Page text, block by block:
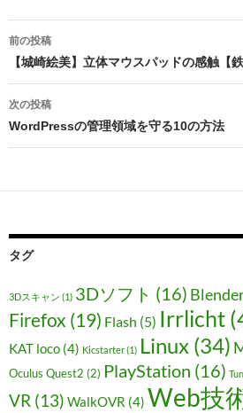
投
稿
ナ
ビ
ー
ョ
前の投稿
【城崎絵美】立体マウスパッドの感触【
次の投稿
WordPressの管理領域を守る10の方法
タグ
3Dスキャン (1) 3Dソフト (16)
Firefox (19) Flash (5) Irrlicht
KAT loco (4) Kicstarter(1) Linux (34)
Oculus Quest2 (2) PlayStation (16)
VR (13) WalkOVR (4) Web技